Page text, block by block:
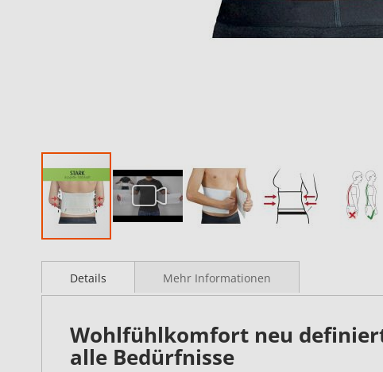
Details
Wohlfühlkomfort neu
alle Bedürfnisse
Mehr Informationen